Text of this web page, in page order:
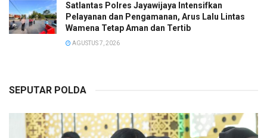
Satlantas Polres Jayawijaya Intensifkan
Pelayanan dan Pengamanan, Arus Lalu Lintas
Wamena Tetap Aman dan Tertib
AGUSTUS 7, 2026
SEPUTAR POLDA